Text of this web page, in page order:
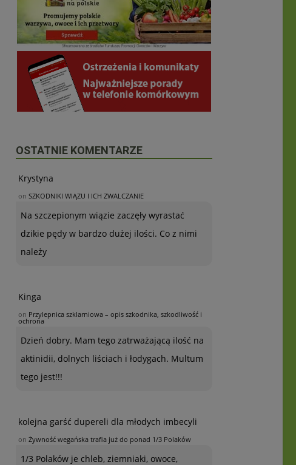
OSTATNIE KOMENTARZE
Krystyna
on SZKODNIKI WIĄZU I ICH ZWALCZANIE
Na szczepionym wiązie zaczęły wyrastać
dzikie pędy w bardzo dużej ilości. Co z nimi
należy
Kinga
on Przylepnica szklarniowa – opis szkodnika, szkodliwość i
ochrona
Dzień dobry. Mam tego zatrważającą ilość na
aktinidii, dolnych liściach i łodygach. Multum
tego jest!!!
kolejna garść dupereli dla młodych imbecyli
on Żywność wegańska trafia już do ponad 1/3 Polaków
1/3 Polaków je chleb, ziemniaki, owoce,